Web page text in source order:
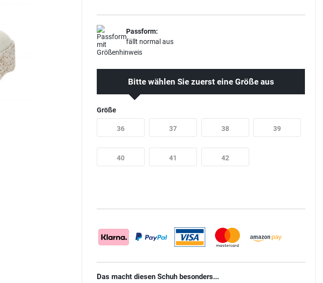
Passform:
fällt normal aus
Bitte wählen Sie zuerst eine Größe aus
Größe
36 37 38 39
40 41 42
Das macht diesen Schuh besonders...